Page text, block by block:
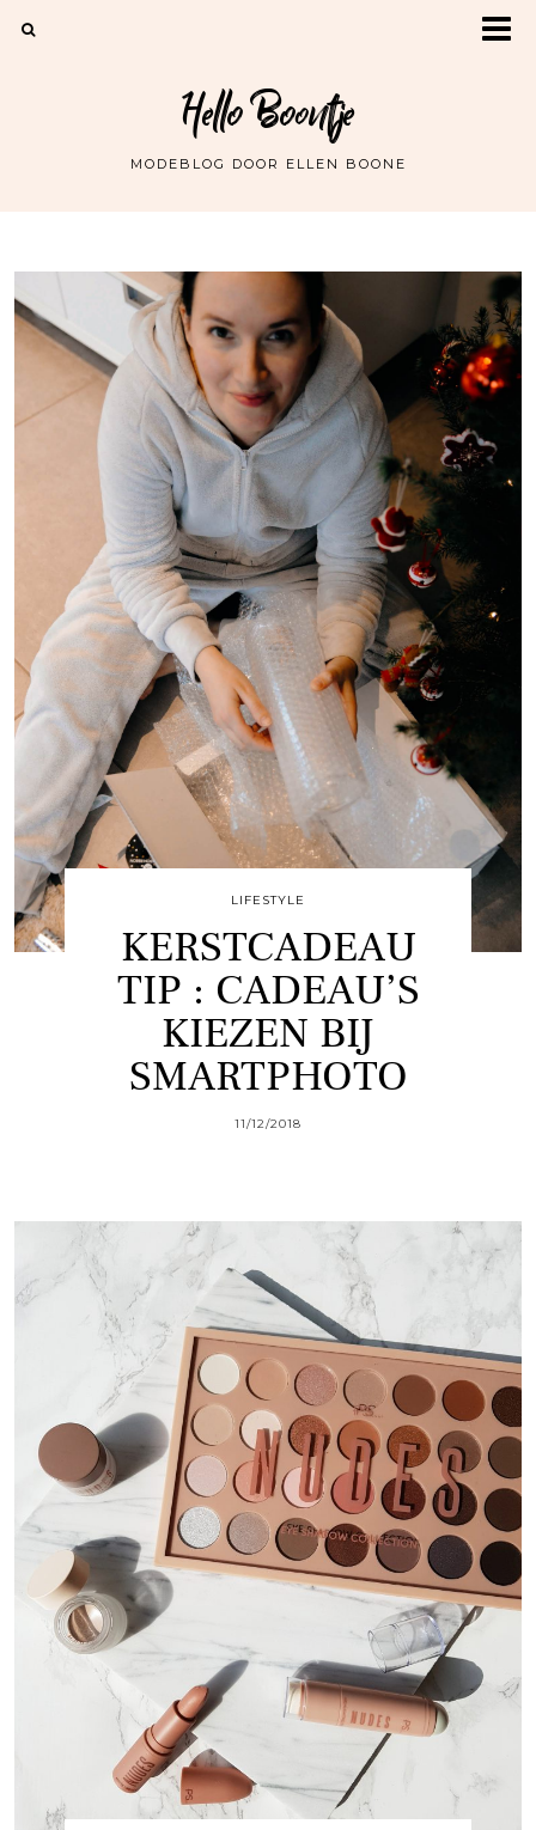
Hello Boontje
MODEBLOG DOOR ELLEN BOONE
LIFESTYLE
KERSTCADEAU
TIP : CADEAU’S
KIEZEN BIJ
SMARTPHOTO
11/12/2018